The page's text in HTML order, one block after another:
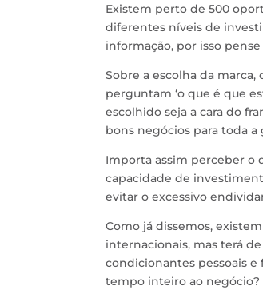
Existem perto de 500
diferentes níveis de
informação, por isso
Sobre a escolha da
perguntam ‘o que é que
escolhido seja a cara do
bons negócios para toda a
Importa assim perceber o
capacidade de
evitar o excessivo
Como já dissemos,
internacionais, mas terá
condicionantes pessoais e
tempo inteiro ao negócio?